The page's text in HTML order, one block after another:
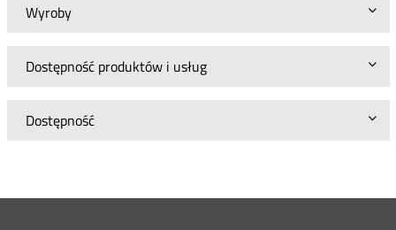
Wyroby
Dostępność produktów i usług
Dostępność